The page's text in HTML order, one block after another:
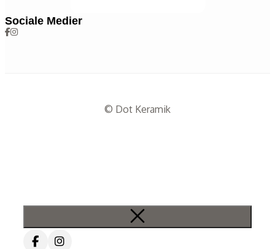
Sociale Medier
© Dot Keramik